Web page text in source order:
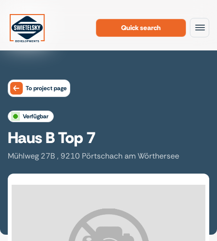
To the content Quick search
To project page
verfügbar
Haus B Top 7
Mühlweg 27B , 9210 Pörtschach am Wörthersee